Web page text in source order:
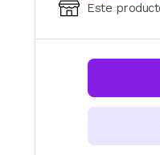
Ingresá
Este